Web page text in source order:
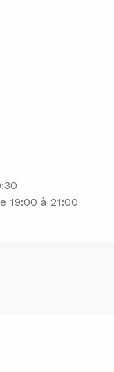
19:00 à 21:00